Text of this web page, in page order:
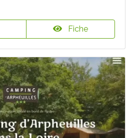
Fiche